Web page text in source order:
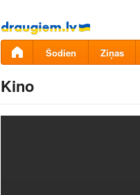
Pāriet
uz
saturu
Šodien Ziņas
Kino